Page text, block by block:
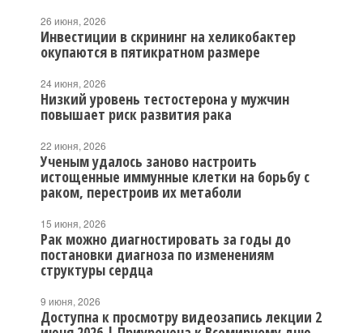
26 июня, 2026
Инвестиции в скрининг на хеликобактер
окупаются в пятикратном размере
24 июня, 2026
Низкий уровень тестостерона у мужчин
повышает риск развития рака
22 июня, 2026
Ученым удалось заново настроить
истощенные иммунные клетки на борьбу с
раком, перестроив их метаболи
15 июня, 2026
Рак можно диагностировать за годы до
постановки диагноза по изменениям
структуры сердца
9 июня, 2026
Доступна к просмотру видеозапись лекции 2